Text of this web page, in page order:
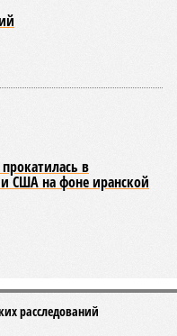
в
США на фоне иранской
расследований